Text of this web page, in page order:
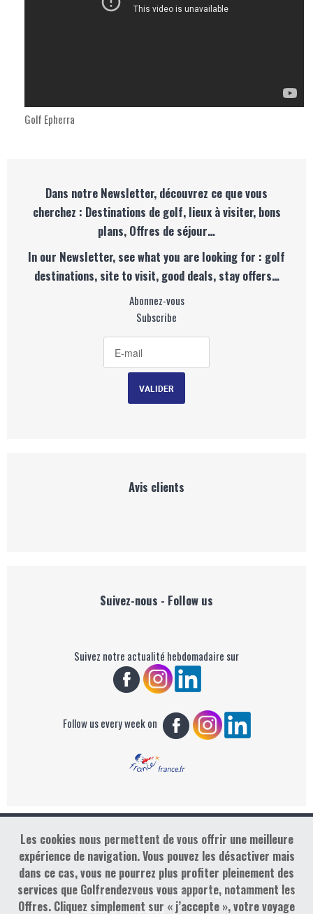
Golf Epherra
Dans notre Newsletter, découvrez ce que vous
cherchez : Destinations de golf, lieux à visiter, bons
plans, Offres de séjour…
In our Newsletter, see what you are looking for : golf
destinations, site to visit, good deals, stay offers…
Abonnez-vous
Subscribe
Avis clients
Suivez-nous - Follow us
Suivez notre actualité hebdomadaire sur
Follow us every week on
Copyright : Golf Rendez-vous
Mentions légales &
Conditions générales
contact@golfrendezvous.com
Les cookies nous permettent de vous offrir une meilleure
expérience de navigation. Vous pouvez les désactiver mais
dans ce cas, vous ne pourrez plus profiter pleinement des
services que Golfrendezvous vous apporte, notamment les
Offres. Cliquez simplement sur « j’accepte », votre voyage